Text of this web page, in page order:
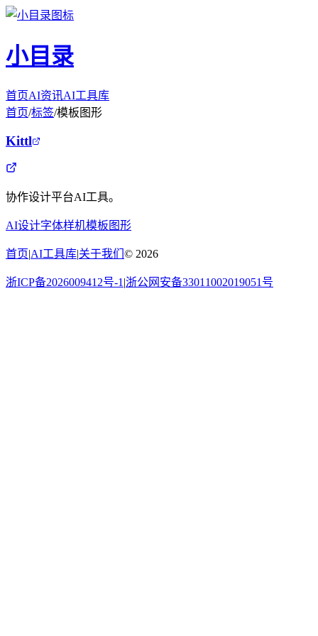
小目录
首页AI资讯AI工具库
首页/标签/模板图形
Kittl
协作设计平台AI工具。
AI设计字体样机模板图形
首页|AI工具库|关于我们 © 2026
浙ICP备2026009412号-1 |浙公网安备33011002019051号